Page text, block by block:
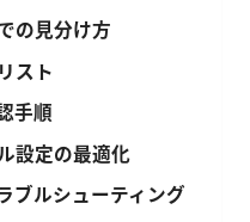
の見分け方
スト
手順
設定の最適化
ブルシューティング